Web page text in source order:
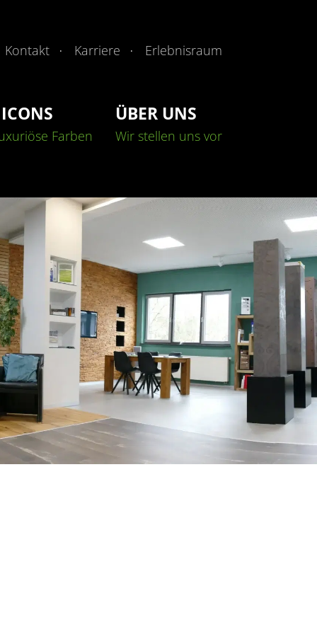
Kontakt Karriere Erlebnisraum
Malerarbeiten
Fassaden
Trockenbau
Klima-Decken-Systeme
Fußboden
Malerarbeiten
Fassaden
Trockenbau
Klima-Decken-Systeme
Fußboden
ÜBER UNS
Kontakt & Anfahrt